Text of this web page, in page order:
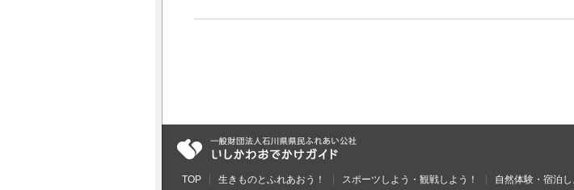
TOP 生きものとふれあおう！ スポーツしよう・観戦しよう！ 自然体験・宿泊し